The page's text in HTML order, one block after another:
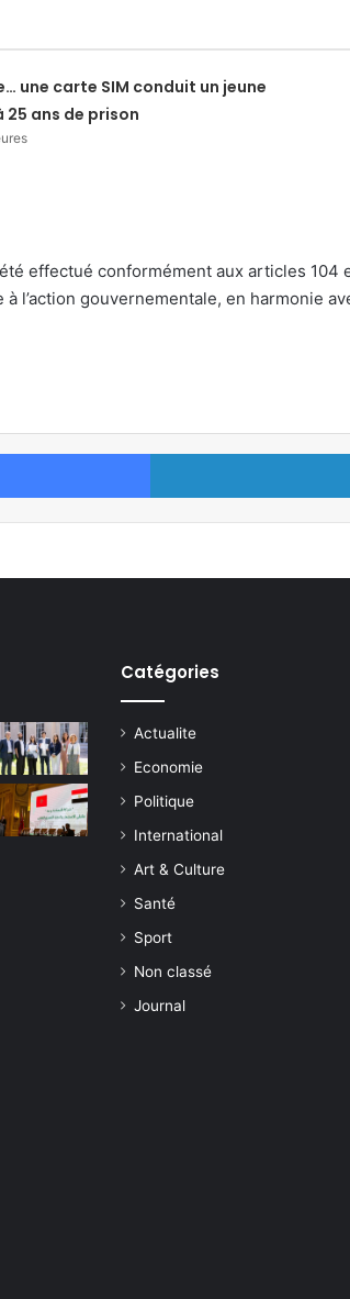
une carte SIM conduit un jeune
25 ans de prison
effectué conformément aux articles 104
gouvernementale, en harmonie
Facebook
Catégories
Actualite
Economie
Politique
International
Art & Culture
Santé
Sport
Non classé
Journal